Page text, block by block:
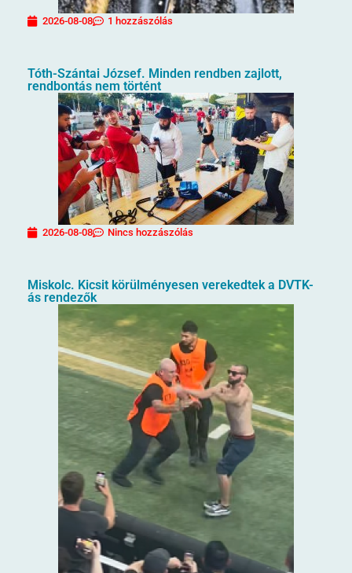
2026-08-08 1 hozzászólás
Tóth-Szántai József. Minden rendben zajlott,
rendbontás nem történt
2026-08-08 Nincs hozzászólás
Miskolc. Kicsit körülményesen verekedtek a DVTK-
ás rendezők